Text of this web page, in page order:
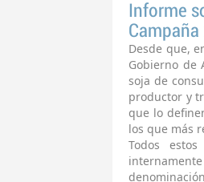
Informe
Desde que,
Gobierno de
soja de
productor y
que lo
los que más
Todos